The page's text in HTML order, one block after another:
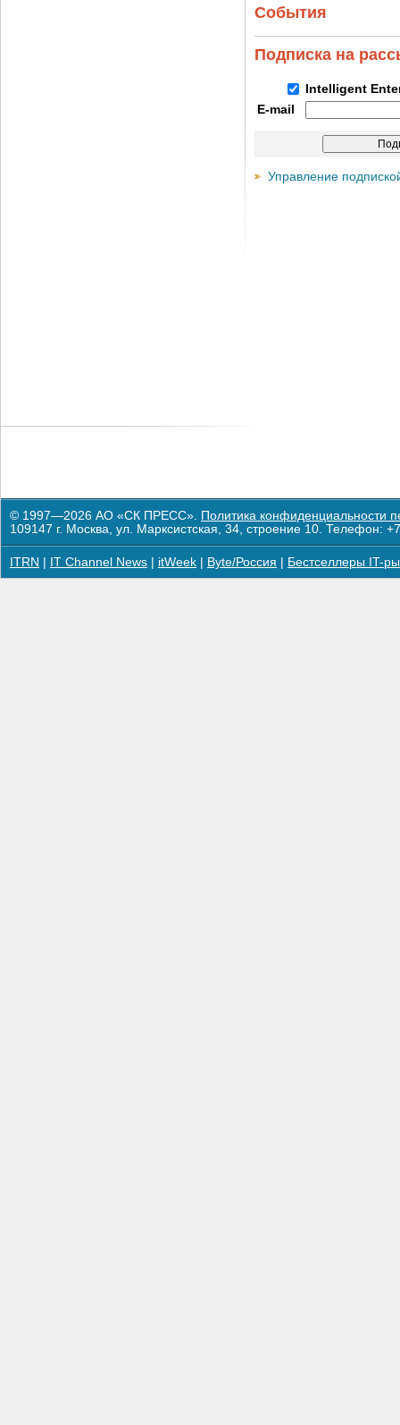
События
Подписка на
Intelligent
E-mail
Управление
© 1997—2026 АО «СК ПРЕСС». Политика конфиденциальности
109147 г. Москва, ул. Марксистская, 34, строение 10. Телефон:
ITRN IT Channel News itWeek Byte/Россия Бестселлеры IT-